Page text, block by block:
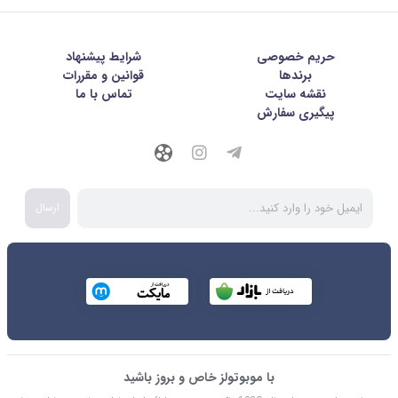
حریم خصوصی
شرايط پيشنهاد
برندها
قوانین و مقررات
نقشه سایت
تماس با ما
پیگیری سفارش
ارسال
با موبوتولز خاص و بروز باشید